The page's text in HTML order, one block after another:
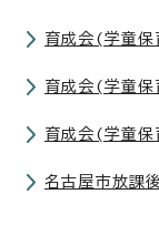
育成会(学童保
育成会(学童保
育成会(学童保
名古屋市放課